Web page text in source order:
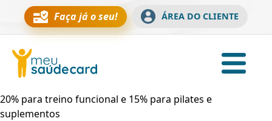
Faça já o seu! ÁREA DO CLIENTE
20% para treino funcional e 15% para pilates e
suplementos